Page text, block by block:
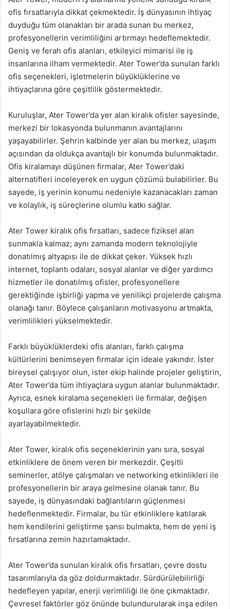
ofis fırsatlarıyla dikkat çekmektedir. İş dünyasının ihtiyaç
duyduğu tüm olanakları bir arada sunan bu merkez,
profesyonellerin verimliliğini artırmayı hedeflemektedir.
Geniş ve ferah ofis alanları, etkileyici mimarisi ile iş
insanlarına ilham vermektedir. Ater Tower’da sunulan farklı
ofis seçenekleri, işletmelerin büyüklüklerine ve
ihtiyaçlarına göre çeşitlilik göstermektedir.
Kuruluşlar, Ater Tower’da yer alan kiralık ofisler sayesinde,
merkezi bir lokasyonda bulunmanın avantajlarını
yaşayabilirler. Şehrin kalbinde yer alan bu merkez, ulaşım
açısından da oldukça avantajlı bir konumda bulunmaktadır.
Ofis kiralamayı düşünen firmalar, Ater Tower’daki
alternatifleri inceleyerek en uygun çözümü bulabilirler. Bu
sayede, iş yerinin konumu nedeniyle kazanacakları zaman
ve kolaylık, iş süreçlerine olumlu katkı sağlar.
Ater Tower kiralık ofis fırsatları, sadece fiziksel alan
sunmakla kalmaz; aynı zamanda modern teknolojiyle
donatılmış altyapısı ile de dikkat çeker. Yüksek hızlı
internet, toplantı odaları, sosyal alanlar ve diğer yardımcı
hizmetler ile donatılmış ofisler, profesyonellere
gerektiğinde işbirliği yapma ve yenilikçi projelerde çalışma
olanağı tanır. Böylece çalışanların motivasyonu artmakta,
verimlilikleri yükselmektedir.
Farklı büyüklüklerdeki ofis alanları, farklı çalışma
kültürlerini benimseyen firmalar için ideale yakındır. İster
bireysel çalışıyor olun, ister ekip halinde projeler geliştirin,
Ater Tower’da tüm ihtiyaçlara uygun alanlar bulunmaktadır.
Ayrıca, esnek kiralama seçenekleri ile firmalar, değişen
koşullara göre ofislerini hızlı bir şekilde
ayarlayabilmektedir.
Ater Tower, kiralık ofis seçeneklerinin yanı sıra, sosyal
etkinliklere de önem veren bir merkezdir. Çeşitli
seminerler, atölye çalışmaları ve networking etkinlikleri ile
profesyonellerin bir araya gelmesine olanak tanır. Bu
sayede, iş dünyasındaki bağlantıların güçlenmesi
hedeflenmektedir. Firmalar, bu tür etkinliklere katılarak
hem kendilerini geliştirme şansı bulmakta, hem de yeni iş
fırsatlarına zemin hazırlamaktadır.
Ater Tower’da sunulan kiralık ofis fırsatları, çevre dostu
tasarımlarıyla da göz doldurmaktadır. Sürdürülebilirliği
hedefleyen yapılar, enerji verimliliği ile öne çıkmaktadır.
Çevresel faktörler göz önünde bulundurularak inşa edilen